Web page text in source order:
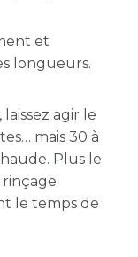
et
longueurs.
agir le
mais 30 à
Plus le
le temps de